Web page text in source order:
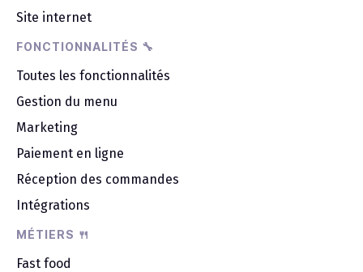
Site internet
FONCTIONNALITÉS 🔧
Toutes les fonctionnalités
Gestion du menu
Marketing
Paiement en ligne
Réception des commandes
Intégrations
MÉTIERS 🍴
Fast food